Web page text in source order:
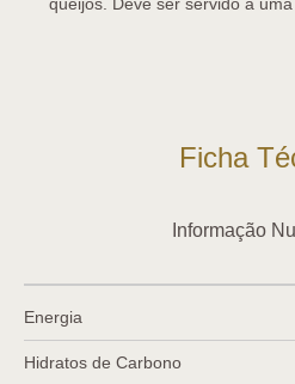
Ficha
Informação
Energia
Hidratos de Carbono